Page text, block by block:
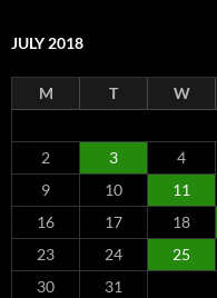
JULY 2018
M T W
2
3 4
9
10 11
16
17 18
23
24 25
30
31